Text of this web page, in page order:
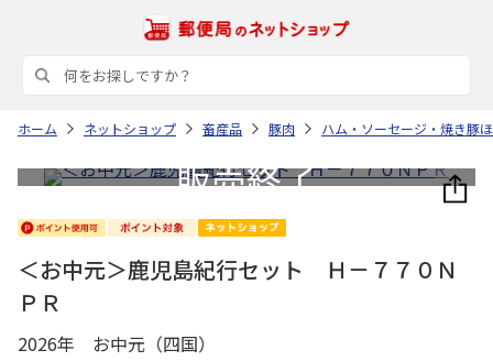
ホーム ネットショップ 畜産品 豚肉 ハム・ソーセージ・焼き豚
＜お中元＞鹿児島紀行セット Ｈ－７７０Ｎ
ＰＲ
2026年 お中元（四国）